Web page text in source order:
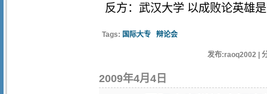
反方：武汉大学 以成败论英雄
Tags: 国际大专 辩论会
发布:raoq2002 |
2009年4月4日